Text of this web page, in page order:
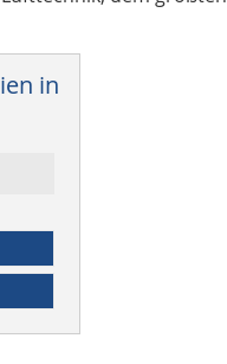
in